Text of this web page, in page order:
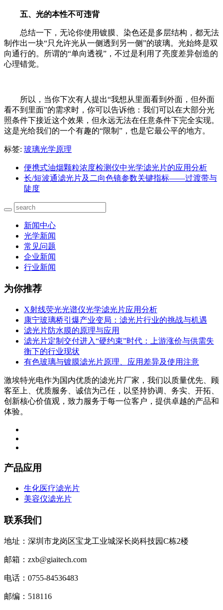
五、光的本性不可违背
总结一下，无论你使用镀膜、染色还是多层结构，都无法
制作出一块“只允许光从一侧透到另一侧”的玻璃。光始终是双
向通行的。所谓的“单向透视”，不过是利用了亮度差异创造的
心理错觉。
所以，当你下次有人提出“我想从里面看到外面，但外面
看不到里面”的需求时，你可以告诉他：我们可以在大部分光
照条件下接近这个效果，但永远无法在任意条件下完全实现。
这是光给我们的一个有趣的“限制”，也是它最公平的地方。
标签: 玻璃光学原理
便携式油烟颗粒浓度检测仪中光学滤光片的应用分析
长/短波通滤光片及二向色镜参数关键指标——过渡带与
陡度
新闻中心
光学新闻
常见问题
企业新闻
行业新闻
为你推荐
X射线荧光光谱仪光学滤光片应用分析
康宁玻璃桥引爆产业变局：滤光片行业的挑战与机遇
滤光片防水膜的原理与应用
滤光片定制交付进入“硬约束”时代：上游涨价与供需失
衡下的行业现状
有色玻璃与镀膜滤光片原理、应用差异及使用注意
激埃特光电作为国内优质的滤光片厂家，我们以质量优先、顾
客至上、优质服务、诚信为己任，以坚持协调、务实、开拓、
创新核心价值观，致力服务于每一位客户，提供卓越的产品和
体验。
产品应用
生化医疗滤光片
美容仪滤光片
联系我们
地址：深圳市龙岗区宝龙工业城深长岗科技园C栋2楼
邮箱：zxb@giaitech.com
电话：0755-84536483
邮编：518116